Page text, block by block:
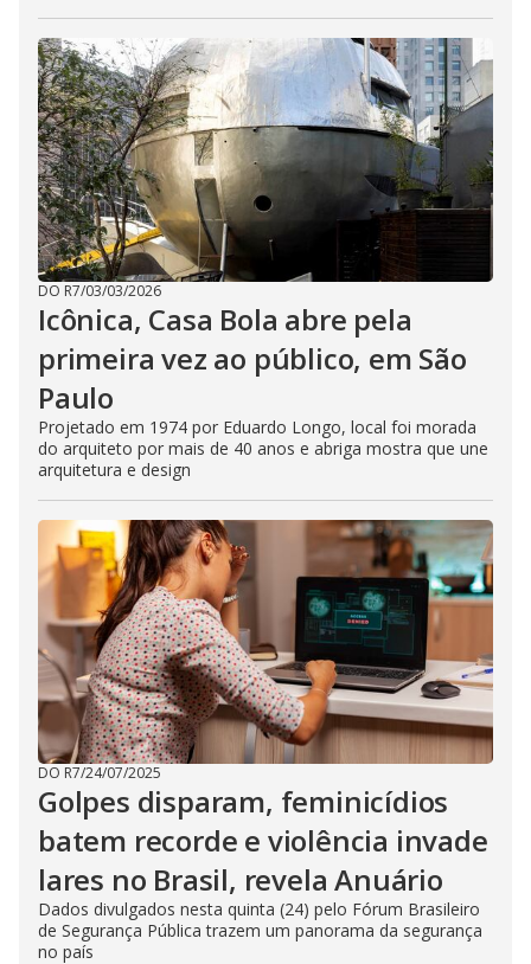
DO R7/03/03/2026
Icônica, Casa Bola abre pela
primeira vez ao público, em São
Paulo
Projetado em 1974 por Eduardo Longo, local foi morada
do arquiteto por mais de 40 anos e abriga mostra que une
arquitetura e design
DO R7/24/07/2025
Golpes disparam, feminicídios
batem recorde e violência invade
lares no Brasil, revela Anuário
Dados divulgados nesta quinta (24) pelo Fórum Brasileiro
de Segurança Pública trazem um panorama da segurança
no país